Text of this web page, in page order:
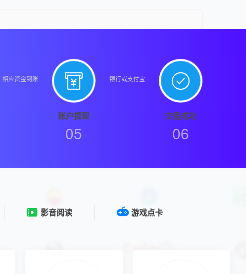
相应资金到账 
账户提现
05
银行或支付宝 
交易成功
06
影音阅读 游戏点卡